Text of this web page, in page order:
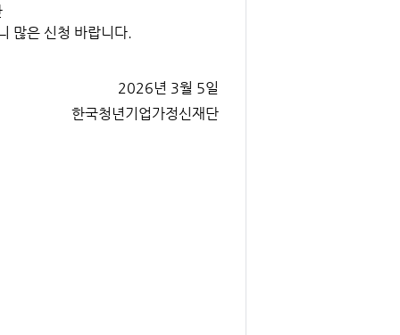
많은 신청 바랍니다.
2026년 3월 5일
한국청년기업가정신재단